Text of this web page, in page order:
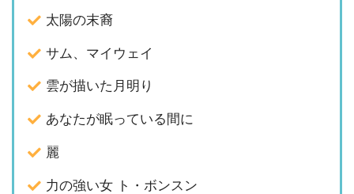
太陽の末裔
サム、マイウェイ
雲が描いた月明り
あなたが眠っている間に
麗
力の強い女 ト・ボンスン